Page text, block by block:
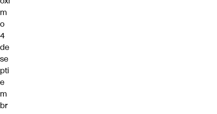
m
o
4
de
se
pti
e
m
br